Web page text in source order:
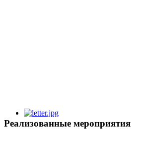
Реализованные мероприятия